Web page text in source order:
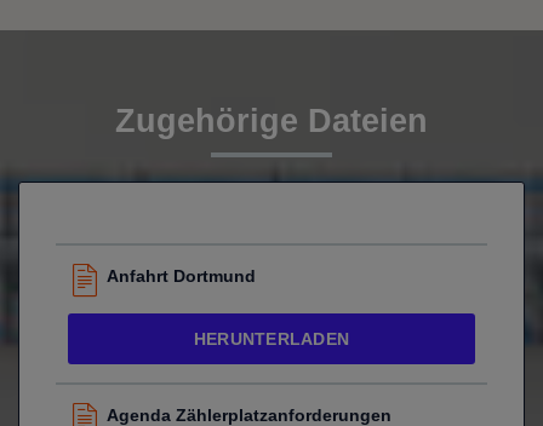
Zugehörige Dateien
Anfahrt Dortmund
HERUNTERLADEN
Agenda Zählerplatzanforderungen